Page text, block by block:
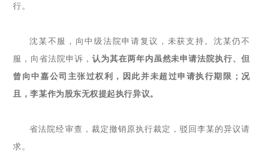
行。
沈某不服，向中级法院申请复议，未获支持。沈某仍不
服，向省法院申诉， 认为其在两年内虽然未申请法院执行、但
曾向中嘉公司主张过权利，因此并未超过申请执行期限；况
且，李某作为股东无权提起执行异议。
省法院经审查，裁定撤销原执行裁定，驳回李某的异议请
求。